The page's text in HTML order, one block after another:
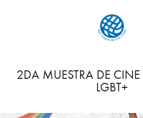
2DA MUESTRA DE
LGBT+